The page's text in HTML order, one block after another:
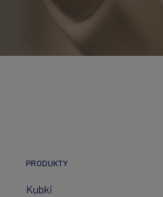
PRODUKTY
Kubki